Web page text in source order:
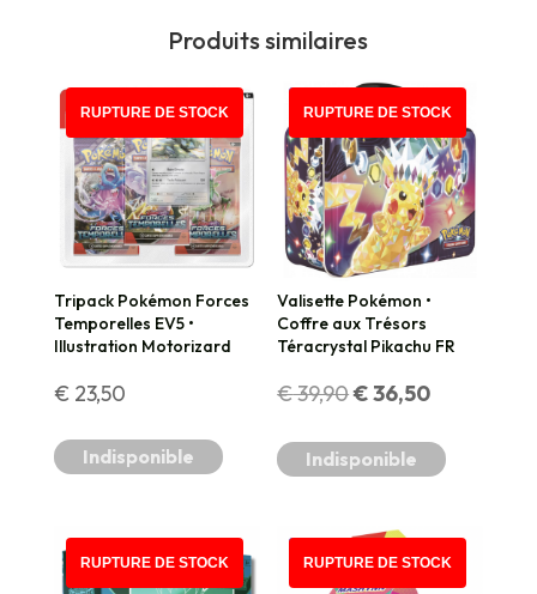
Produits similaires
RUPTURE DE STOCK
Tripack Pokémon Forces
Temporelles EV5 •
Illustration Motorizard
€ 23,50
Indisponible
PROMO !
RUPTURE DE STOCK
Valisette Pokémon •
Coffre aux Trésors
Téracrystal Pikachu FR
€39,90Le
prix
était :
€36,50Le
prix
est :
Indisponible
RUPTURE DE STOCK PROMO !
RUPTURE DE STOCK